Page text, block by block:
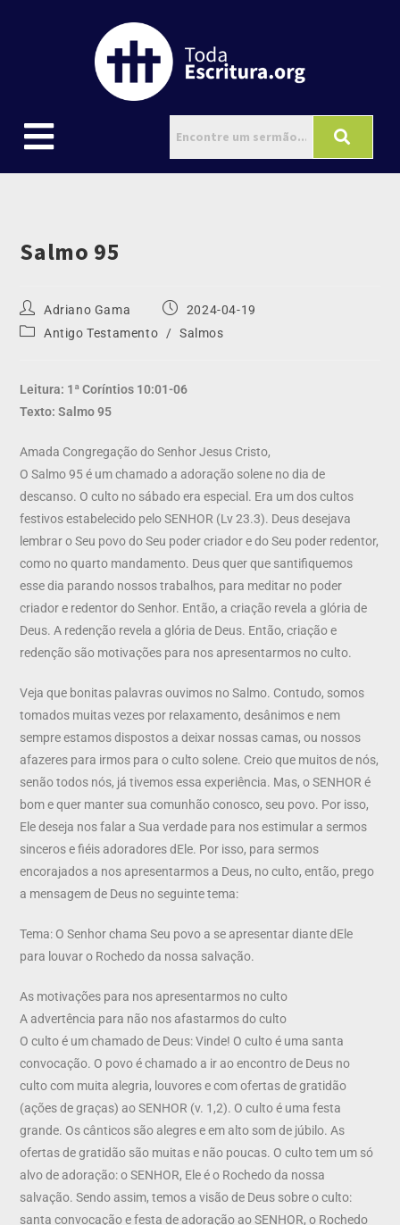
Salmo 95
Adriano Gama
2024-04-19
Antigo Testamento
/ Salmos
Leitura: 1ª Coríntios 10:01-06
Texto: Salmo 95
Amada Congregação do Senhor Jesus Cristo,
O Salmo 95 é um chamado a adoração solene no dia de
descanso. O culto no sábado era especial. Era um dos cultos
festivos estabelecido pelo SENHOR (Lv 23.3). Deus desejava
lembrar o Seu povo do Seu poder criador e do Seu poder redentor,
como no quarto mandamento. Deus quer que santifiquemos
esse dia parando nossos trabalhos, para meditar no poder
criador e redentor do Senhor. Então, a criação revela a glória de
Deus. A redenção revela a glória de Deus. Então, criação e
redenção são motivações para nos apresentarmos no culto.
Veja que bonitas palavras ouvimos no Salmo. Contudo, somos
tomados muitas vezes por relaxamento, desânimos e nem
sempre estamos dispostos a deixar nossas camas, ou nossos
afazeres para irmos para o culto solene. Creio que muitos de nós,
senão todos nós, já tivemos essa experiência. Mas, o SENHOR é
bom e quer manter sua comunhão conosco, seu povo. Por isso,
Ele deseja nos falar a Sua verdade para nos estimular a sermos
sinceros e fiéis adoradores dEle. Por isso, para sermos
encorajados a nos apresentarmos a Deus, no culto, então, prego
a mensagem de Deus no seguinte tema:
Tema: O Senhor chama Seu povo a se apresentar diante dEle
para louvar o Rochedo da nossa salvação.
As motivações para nos apresentarmos no culto
A advertência para não nos afastarmos do culto
O culto é um chamado de Deus: Vinde! O culto é uma santa
convocação. O povo é chamado a ir ao encontro de Deus no
culto com muita alegria, louvores e com ofertas de gratidão
(ações de graças) ao SENHOR (v. 1,2). O culto é uma festa
grande. Os cânticos são alegres e em alto som de júbilo. As
ofertas de gratidão são muitas e não poucas. O culto tem um só
alvo de adoração: o SENHOR, Ele é o Rochedo da nossa
salvação. Sendo assim, temos a visão de Deus sobre o culto:
santa convocação e festa de adoração ao SENHOR, o Rochedo